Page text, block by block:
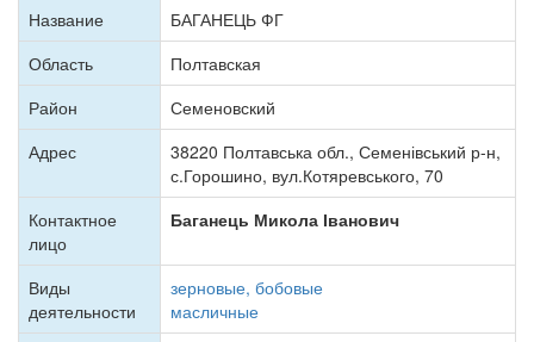
Название
БАГАНЕЦЬ ФГ
Область
Полтавская
Район
Семеновский
Адрес
38220 Полтавська обл., Семенівський р-н,
с.Горошино, вул.Котяревського, 70
Контактное
лицо
Баганець Микола Іванович
Виды
деятельности
зерновые, бобовые
масличные